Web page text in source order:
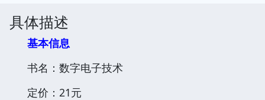
具体描述
基本信息
书名：数字电子技术
定价：21元